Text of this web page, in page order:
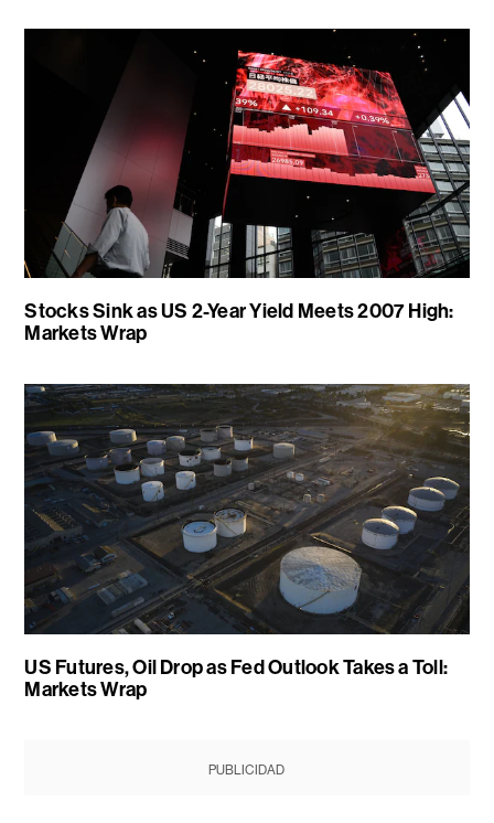
Stocks Sink as US 2-Year Yield Meets 2007 High:
Markets Wrap
US Futures, Oil Drop as Fed Outlook Takes a Toll:
Markets Wrap
PUBLICIDAD